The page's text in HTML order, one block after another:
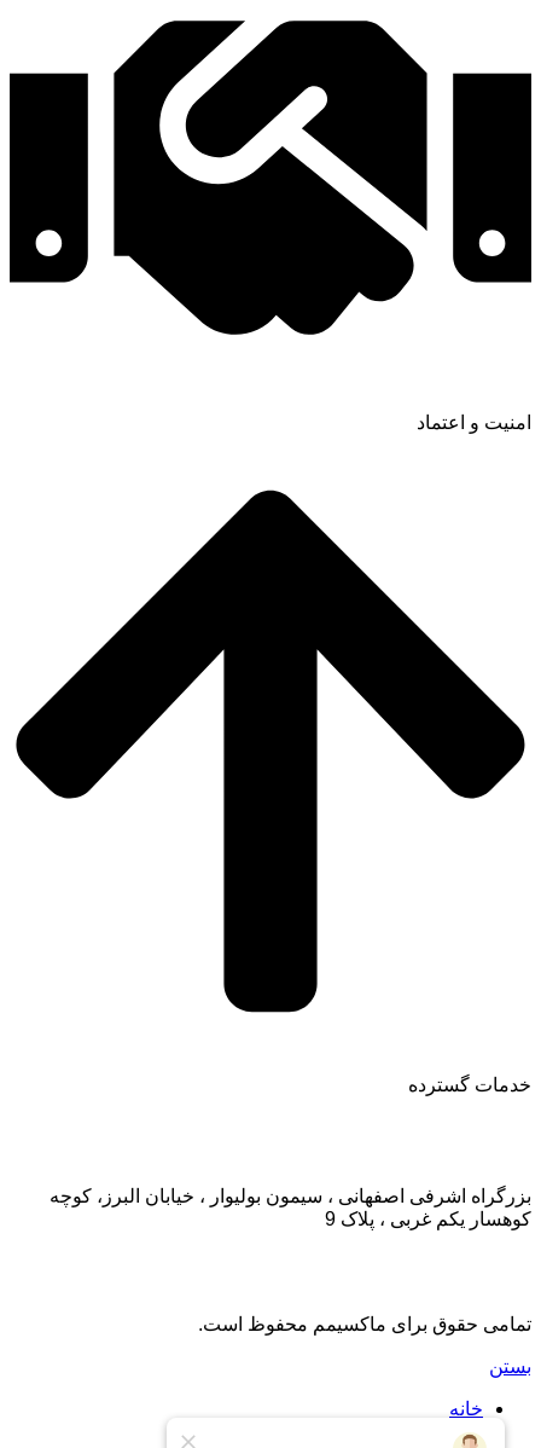
امنیت و اعتماد
خدمات گسترده
بزرگراه اشرفی اصفهانی ، سیمون بولیوار ، خیابان البرز، کوچه
کوهسار یکم غربی ، پلاک 9
تمامی حقوق برای ماکسیمم محفوظ است.
بستن
خانه
اشتراک